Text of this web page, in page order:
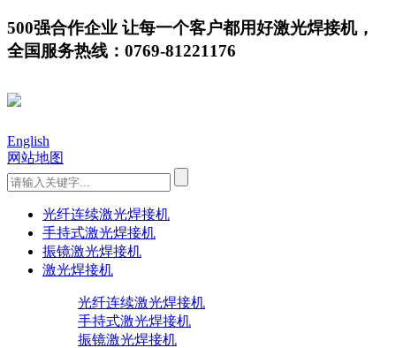
500强合作企业 让每一个客户都用好激光焊接机，
全国服务热线：0769-81221176
English
网站地图
光纤连续激光焊接机
手持式激光焊接机
振镜激光焊接机
激光焊接机
光纤连续激光焊接机
手持式激光焊接机
振镜激光焊接机